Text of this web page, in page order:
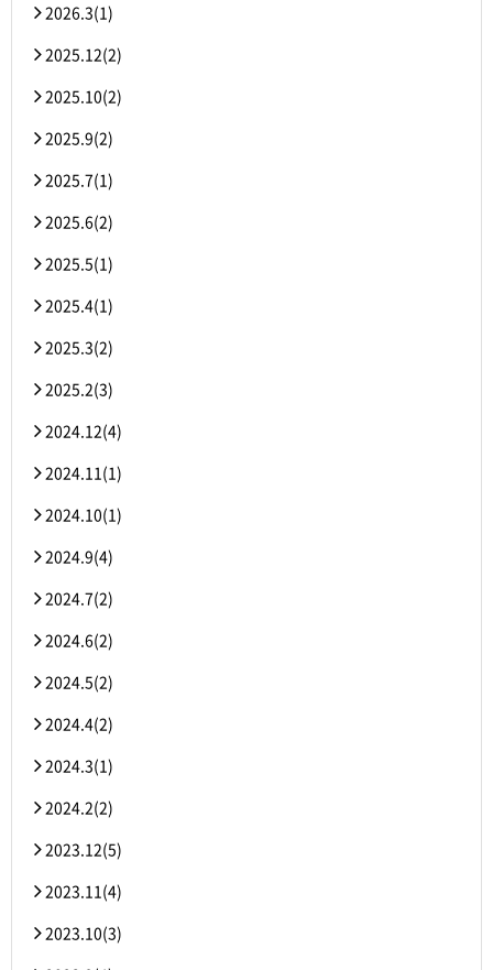
2026.3(1)
2025.12(2)
2025.10(2)
2025.9(2)
2025.7(1)
2025.6(2)
2025.5(1)
2025.4(1)
2025.3(2)
2025.2(3)
2024.12(4)
2024.11(1)
2024.10(1)
2024.9(4)
2024.7(2)
2024.6(2)
2024.5(2)
2024.4(2)
2024.3(1)
2024.2(2)
2023.12(5)
2023.11(4)
2023.10(3)